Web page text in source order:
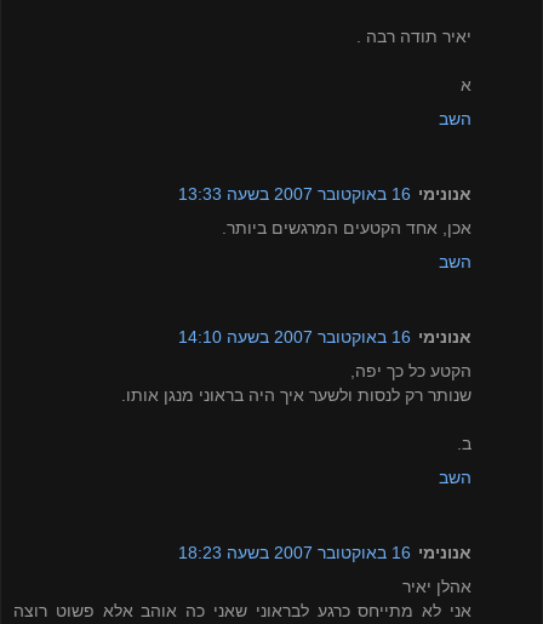
יאיר תודה רבה .
א
השב
אנונימי 16 באוקטובר 2007 בשעה 13:33
אכן, אחד הקטעים המרגשים ביותר.
השב
אנונימי 16 באוקטובר 2007 בשעה 14:10
הקטע כל כך יפה,
שנותר רק לנסות ולשער איך היה בראוני מנגן אותו.
ב.
השב
אנונימי 16 באוקטובר 2007 בשעה 18:23
אהלן יאיר
אני לא מתייחס כרגע לבראוני שאני כה אוהב אלא פשוט רוצה